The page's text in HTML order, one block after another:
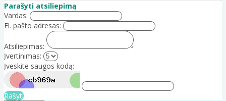
Parašyti atsiliepimą
Vardas:
El. pašto adresas:
Atsiliepimas:
Įvertinimas:
Įveskite saugos kodą:
Rašyti